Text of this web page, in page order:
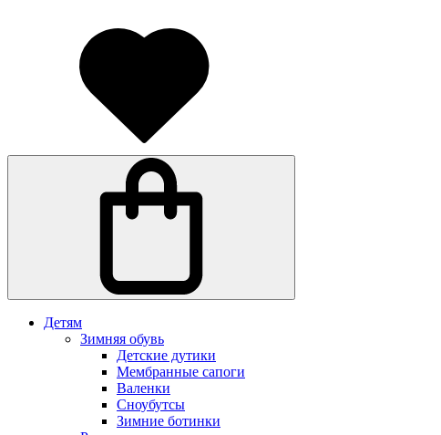
Детям
Зимняя обувь
Детские дутики
Мембранные сапоги
Валенки
Сноубутсы
Зимние ботинки